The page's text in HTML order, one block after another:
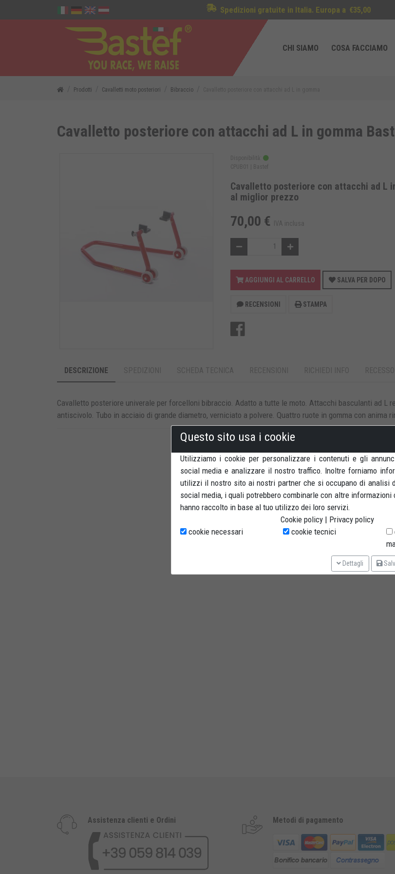
Spedizioni gratuite in Italia. Europa a €35,00
CHI SIAMO COSA FACCIAMO
Prodotti Cavalletti moto posteriori Bibraccio
Cavalletto posteriore con attacchi ad L in gomma
Disponibilità:
CPUB01 | Bastef
Cavalletto posteriore con attacchi ad L
al miglior prezzo
70,00 € IVA inclusa
AGGIUNGI AL CARRELLO SALVA PER DOPO
RECENSIONI STAMPA
DESCRIZIONE SPEDIZIONI SCHEDA TECNICA RECENSIONI RICHIEDI INFO RECESSO
Cavalletto posteriore univerale per forcelloni bibraccio. Adatto a tutte le moto. Attacchi basculanti ad L
antiscivolo. Tubo in acciaio di grande diametro, verniciato a polvere. Quattro ruote in gomma con anima
Assistenza clienti e Ordini Metodi di pagamento
Questo sito usa i cookie
Utilizziamo i cookie per personalizzare i contenuti e gli
social media e analizzare il nostro traffico. Inoltre forniamo
utilizzi il nostro sito ai nostri partner che si occupano di analisi
social media, i quali potrebbero combinarle con altre
hanno raccolto in base al tuo utilizzo dei loro servizi.
Cookie policy | Privacy policy
cookie necessari
cookie tecnici
Dettagli